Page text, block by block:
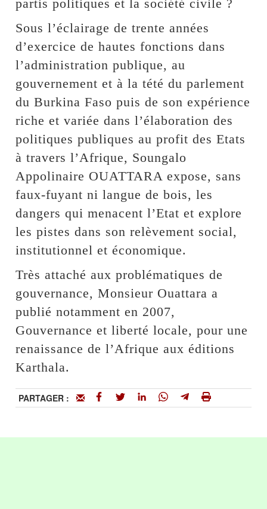
partis politiques et la société civile ?
Sous l’éclairage de trente années
d’exercice de hautes fonctions dans
l’administration publique, au
gouvernement et à la tété du parlement
du Burkina Faso puis de son expérience
riche et variée dans l’élaboration des
politiques publiques au profit des Etats
à travers l’Afrique, Soungalo
Appolinaire OUATTARA expose, sans
faux-fuyant ni langue de bois, les
dangers qui menacent l’Etat et explore
les pistes dans son relèvement social,
institutionnel et économique.
Très attaché aux problématiques de
gouvernance, Monsieur Ouattara a
publié notamment en 2007,
Gouvernance et liberté locale, pour une
renaissance de l’Afrique aux éditions
Karthala.
PARTAGER :